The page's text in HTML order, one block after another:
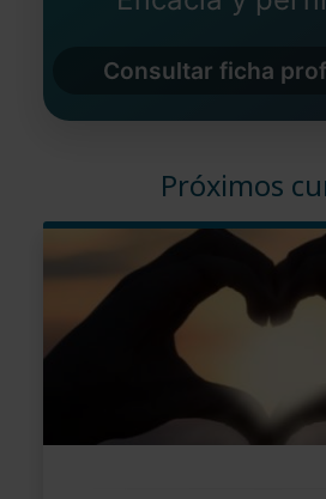
Consultar ficha
Próximos